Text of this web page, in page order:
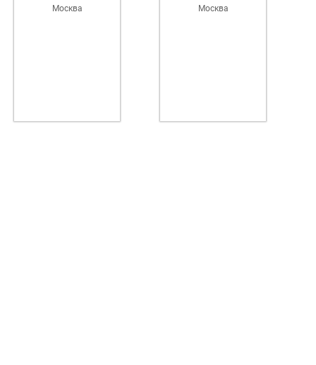
Москва Москва